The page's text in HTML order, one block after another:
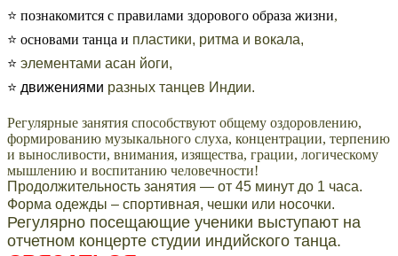
⭐ познакомится с правилами здорового образа жизни,
⭐ основами танца и пластики, ритма и вокала,
⭐ элементами асан йоги,
⭐ движениями разных танцев Индии.
Регулярные занятия способствуют общему оздоровлению,
формированию музыкального слуха, концентрации, терпению
и выносливости, внимания, изящества, грации, логическому
мышлению и воспитанию человечности!
Продолжительность занятия — от 45 минут до 1 часа.
Форма одежды – спортивная, чешки или носочки.
Регулярно посещающие ученики выступают на
отчетном концерте студии индийского танца.